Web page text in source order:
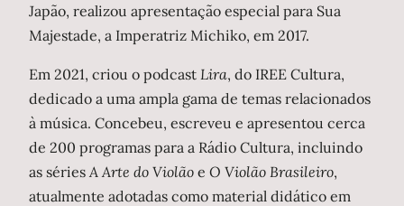
Japão, realizou apresentação especial para Sua
Majestade, a Imperatriz Michiko, em 2017.
Em 2021, criou o podcast Lira, do IREE Cultura,
dedicado a uma ampla gama de temas relacionados
à música. Concebeu, escreveu e apresentou cerca
de 200 programas para a Rádio Cultura, incluindo
as séries A Arte do Violão e O Violão Brasileiro,
atualmente adotadas como material didático em